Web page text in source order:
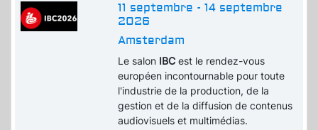
11 septembre - 14 septembre
2026
Amsterdam
Le salon IBCest le rendez-vous
européen incontournable pour toute
l'industrie de la production, de la
gestion et de la diffusion de contenus
audiovisuels et multimédias.